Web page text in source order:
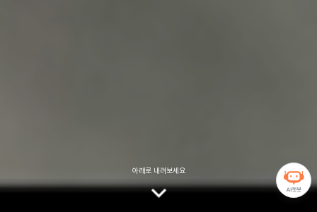
아래로 내려보세요